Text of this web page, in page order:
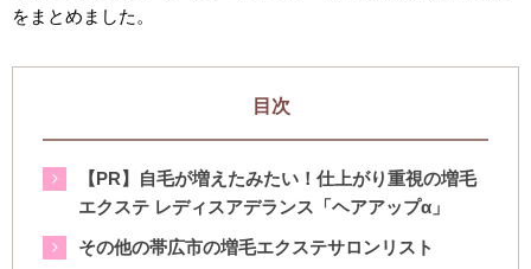
をまとめました。
目次
【PR】自毛が増えたみたい！仕上がり重視の増毛
エクステ レディスアデランス「ヘアアップα」
その他の帯広市の増毛エクステサロンリスト